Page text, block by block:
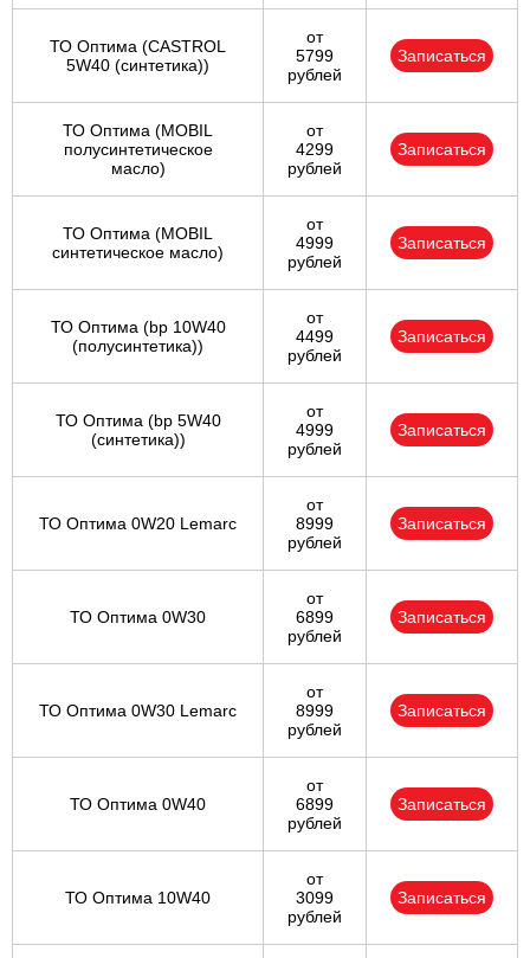
ТО Оптима (CASTROL
5W40 (синтетика))
от
5799
рублей
Записаться
ТО Оптима (MOBIL
полусинтетическое
масло)
от
4299
рублей
Записаться
ТО Оптима (MOBIL
синтетическое масло)
от
4999
рублей
Записаться
ТО Оптима (bp 10W40
(полусинтетика))
от
4499
рублей
Записаться
ТО Оптима (bp 5W40
(синтетика))
от
4999
рублей
Записаться
ТО Оптима 0W20 Lemarc
от
8999
рублей
Записаться
ТО Оптима 0W30
от
6899
рублей
Записаться
ТО Оптима 0W30 Lemarc
от
8999
рублей
Записаться
ТО Оптима 0W40
от
6899
рублей
Записаться
ТО Оптима 10W40
от
3099
рублей
Записаться